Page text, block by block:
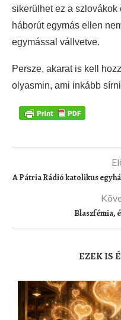
sikerülhet ez a szlovákok
háborút egymás ellen
egymással vállvetve.
Persze, akarat is kell
olyasmin, ami inkább
A Pátria Rádió katolikus
Blaszfémia,
EZEK IS